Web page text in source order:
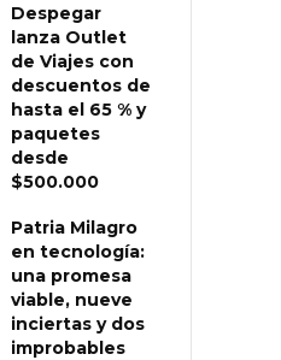
Despegar
lanza Outlet
de Viajes con
descuentos de
hasta el 65 % y
paquetes
desde
$500.000
Patria Milagro
en tecnología:
una promesa
viable, nueve
inciertas y dos
improbables